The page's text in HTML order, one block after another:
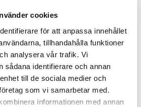
cookies
för att anpassa innehållet
tillhandahålla funktioner
analysera vår trafik. Vi
sådana identifierare och annan
till de sociala medier och
som vi samarbetar med.
informationen med annan
346019
206 mm
Mineral Grey
Nej
Nej
11 mm
2200 mm
1,8128 m²
1-Stav
Bjelin
Borstad mattlack